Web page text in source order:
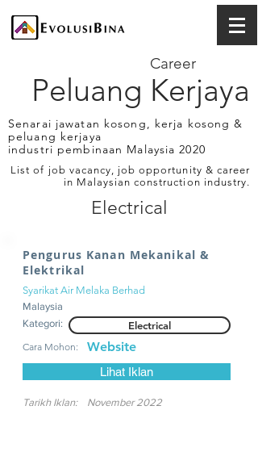
Peluang Kerjaya
Career
Senarai jawatan kosong, kerja kosong &
peluang kerjaya
industri pembinaan Malaysia 2020
List of job vacancy, job opportunity & career
in Malaysian construction industry.
Electrical
Pengurus Kanan Mekanikal &
Elektrikal
Syarikat Air Melaka Berhad
Malaysia
Kategori:
Electrical
Cara Mohon: Website
Lihat Iklan
Tarikh Iklan: November 2022